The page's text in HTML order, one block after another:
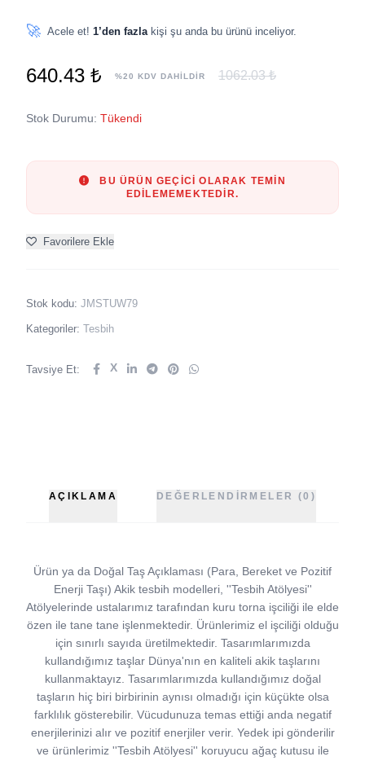
🚀 Acele et! 1’den fazla kişi şu anda bu ürünü inceliyor.
640.43 ₺ %20 KDV DAHİLDİR 1062.03 ₺
Stok Durumu: Tükendi
BU ÜRÜN GEÇICI OLARAK TEMIN
EDILEMEMEKTEDIR.
Favorilere Ekle
Stok kodu: JMSTUW79
Kategoriler: Tesbih
Tavsiye Et: X
AÇIKLAMA DEĞERLENDIRMELER (0)
Ürün ya da Doğal Taş Açıklaması (Para, Bereket ve Pozitif
Enerji Taşı) Akik tesbih modelleri, ''Tesbih Atölyesi''
Atölyelerinde ustalarımız tarafından kuru torna işciliği ile elde
özen ile tane tane işlenmektedir. Ürünlerimiz el işciliği olduğu
için sınırlı sayıda üretilmektedir. Tasarımlarımızda
kullandığımız taşlar Dünya'nın en kaliteli akik taşlarını
kullanmaktayız. Tasarımlarımızda kullandığımız doğal
taşların hiç biri birbirinin aynısı olmadığı için küçükte olsa
farklılık gösterebilir. Vücudunuza temas ettiği anda negatif
enerjilerinizi alır ve pozitif enerjiler verir. Yedek ipi gönderilir
ve ürünlerimiz ''Tesbih Atölyesi'' koruyucu ağaç kutusu ile